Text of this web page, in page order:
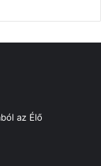
az Élő